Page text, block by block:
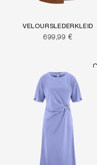
VELOURSLEDERKLEID
699,99 €